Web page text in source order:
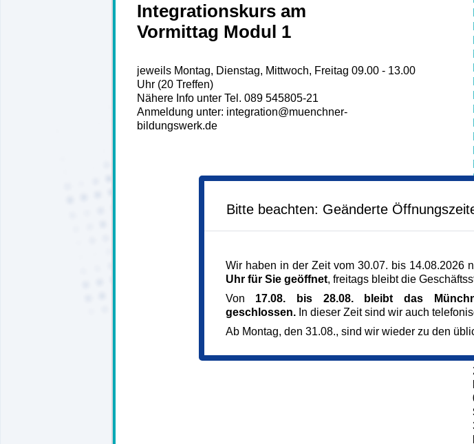
Integrationskurs am
Vormittag Modul 1
jeweils Montag, Dienstag, Mittwoch, Freitag 09.00 - 13.00
Uhr (20 Treffen)
Nähere Info unter Tel. 089 545805-21
Anmeldung unter: integration@muenchner-
bildungswerk.de
Bitte beachten: Geänderte
Wir haben in der Zeit vom 30.07. bis 14.08.2026
Uhr für Sie geöffnet, freitags bleibt die
Von 17.08. bis 28.08. bleibt das
geschlossen.In dieser Zeit sind wir auch
Ab Montag, den 31.08., sind wir wieder zu den